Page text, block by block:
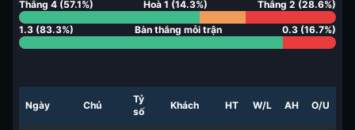
Thắng 4 (57.1%) Hoà 1 (14.3%) Thắng 2 (28.6%)
1.3 (83.3%) Bàn thắng mỗi trận 0.3 (16.7%)
Ngày Chủ
Tỷ
số
Khách HT W/L AH O/U